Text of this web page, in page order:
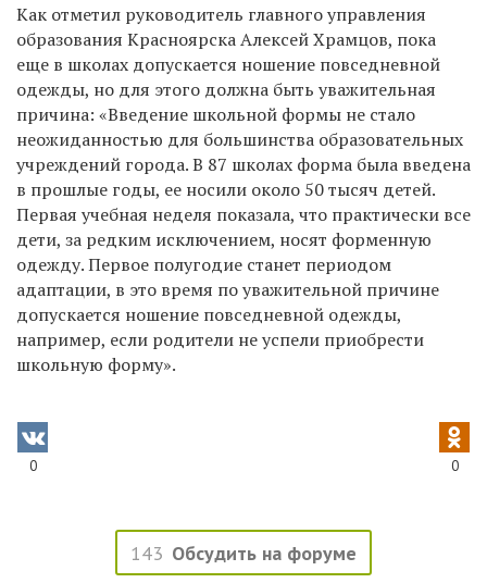
Как отметил руководитель главного управления
образования Красноярска Алексей Храмцов, пока
еще в школах допускается ношение повседневной
одежды, но для этого должна быть уважительная
причина: «Введение школьной формы не стало
неожиданностью для большинства образовательных
учреждений города. В 87 школах форма была введена
в прошлые годы, ее носили около 50 тысяч детей.
Первая учебная неделя показала, что практически все
дети, за редким исключением, носят форменную
одежду. Первое полугодие станет периодом
адаптации, в это время по уважительной причине
допускается ношение повседневной одежды,
например, если родители не успели приобрести
школьную форму».
0 0
143 Обсудить на форуме